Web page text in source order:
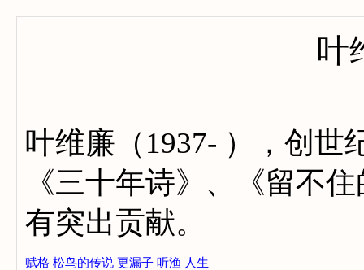
叶
叶维廉（1937- ），创世
《三十年诗》、《留不
有突出贡献。
赋格 松鸟的传说 更漏子 听渔 人生